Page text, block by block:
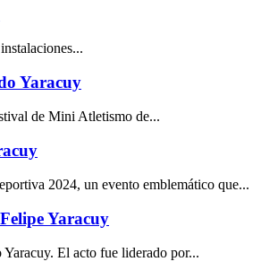
Yaracuy
de Mini Atletismo de...
2024, un evento emblemático que...
Yaracuy
El acto fue liderado por...